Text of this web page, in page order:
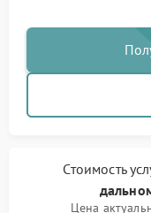
Стоимость
Цена